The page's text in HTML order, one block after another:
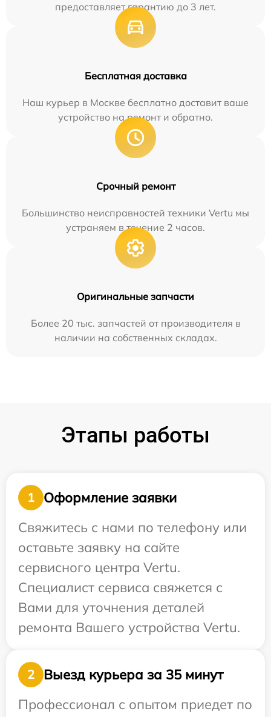
предоставляет гарантию до 3 лет.
Бесплатная доставка
Наш курьер в Москве бесплатно доставит ваше
устройство на ремонт и обратно.
Срочный ремонт
Большинство неисправностей техники Vertu мы
устраняем в течение 2 часов.
Оригинальные запчасти
Более 20 тыс. запчастей от производителя в
наличии на собственных складах.
Этапы работы
1
Оформление заявки
Свяжитесь с нами по телефону или
оставьте заявку на сайте
сервисного центра Vertu.
Специалист сервиса свяжется с
Вами для уточнения деталей
ремонта Вашего устройства Vertu.
2
Выезд курьера за 35 минут
Профессионал с опытом приедет по